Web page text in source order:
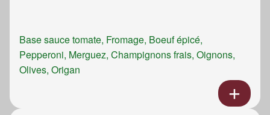
Base sauce tomate, Fromage, Boeuf épicé,
Pepperoni, Merguez, Champignons frais, Oignons,
Olives, Origan